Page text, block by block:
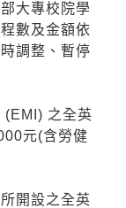
大專校院學
數及金額依
調整、暫停
(EMI) 之全英
元(含勞健
開設之全英